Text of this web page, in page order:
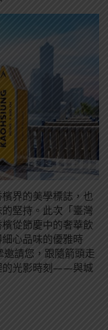
界的美學標誌，也
堅持。此次「臺灣
從節慶中的奢華飲
心品味的優雅時
請您，跟隨箭頭走
的光影時刻——與城